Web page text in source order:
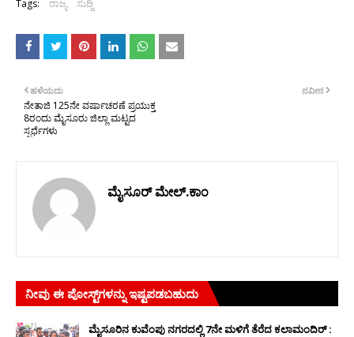
Tags: ರಾಜ್ಯ ಸುದ್ದಿ
ನವೀನ
ಹಳೆಯದು
ನೇತಾಜಿ 125ನೇ ವರ್ಷಾಚರಣೆ ಪ್ರಯುಕ್ತ
8ರಂದು ಮೈಸೂರು ಜಿಲ್ಲಾ ಮಟ್ಟದ
ಸ್ಪರ್ಧೆಗಳು
ಮೈಸೂರ್ ಮೇಲ್.ಕಾಂ
ನೀವು ಈ ಪೋಸ್ಟ್‌ಗಳನ್ನು ಇಷ್ಟಪಡಬಹುದು
ಮೈಸೂರಿನ ಕುವೆಂಪು ನಗರದಲ್ಲಿ 7ನೇ ಮಳಿಗೆ ತೆರೆದ ಕಲಾಮಂದಿರ್ :